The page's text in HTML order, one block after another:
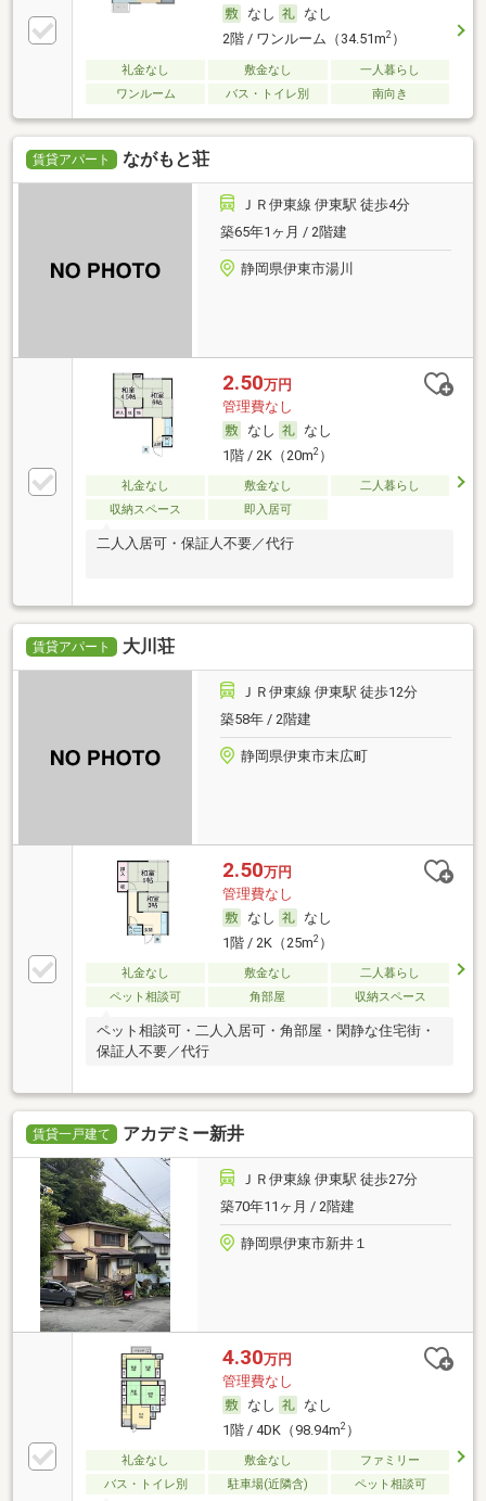
なし
なし
2階 / ワンルーム（34.51m2）
礼金なし 敷金なし
一人暮らし
ワンルーム
バス・トイレ別 南向き
賃貸アパート ながもと荘
ＪＲ伊東線 伊東駅 徒歩4分
築65年1ヶ月 / 2階建
静岡県伊東市湯川
2.50万円
管理費なし
なし
なし
1階 / 2K（20m2）
礼金なし 敷金なし
二人暮らし
収納スペース
即入居可
二人入居可・保証人不要／代行
賃貸アパート 大川荘
ＪＲ伊東線 伊東駅 徒歩12分
築58年 / 2階建
静岡県伊東市末広町
2.50万円
管理費なし
なし
なし
1階 / 2K（25m2）
礼金なし 敷金なし
二人暮らし
ペット相談可
角部屋 収納スペース
ペット相談可・二人入居可・角部屋・閑静な住宅街・
保証人不要／代行
賃貸一戸建て アカデミー新井
ＪＲ伊東線 伊東駅 徒歩27分
築70年11ヶ月 / 2階建
静岡県伊東市新井１
4.30万円
管理費なし
なし
なし
1階 / 4DK（98.94m2）
礼金なし 敷金なし
ファミリー
バス・トイレ別
駐車場(近隣含) ペット相談可